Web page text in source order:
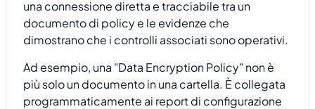
una connessione diretta e tracciabile tra un
documento di policy e le evidenze che
dimostrano che i controlli associati sono operativi.
Ad esempio, una "Data Encryption Policy" non è
più solo un documento in una cartella. È collegata
programmaticamente ai report di configurazione